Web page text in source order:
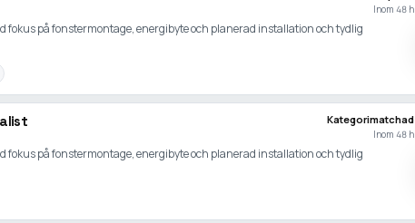
Inom 48 h
fokus på fonstermontage, energibyte och planerad installation och tydlig
Kategorimatchad
Inom 48 h
fokus på fonstermontage, energibyte och planerad installation och tydlig